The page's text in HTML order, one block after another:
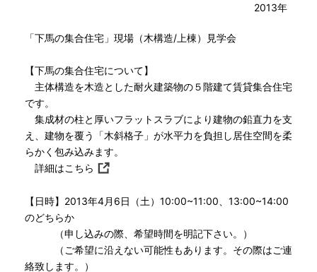
2013年
「下馬の集合住宅」現場（木構造/上棟）見学会
【下馬の集合住宅について】
主体構造を木造とした耐火建築物の５階建て賃貸集合住宅
です。
集成材の柱と厚いフラットスラブにより建物の鉛直力を支
え、建物を覆う「木斜格子」が水平力を負担し居住空間を柔
らかく包み込みます。
詳細はこちら
【日時】2013年4月6日（土）10:00~11:00、13:00~14:00
のどちらか
（申し込みの際、希望時間を明記下さい。）
（ご希望に沿えない可能性もあります。その際はご連
絡致します。）